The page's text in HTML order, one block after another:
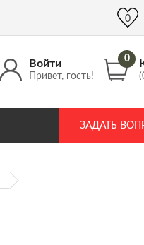
info@DrozdPcp.ru
Войти
Привет, гость!
0
ЗАДАТЬ
0